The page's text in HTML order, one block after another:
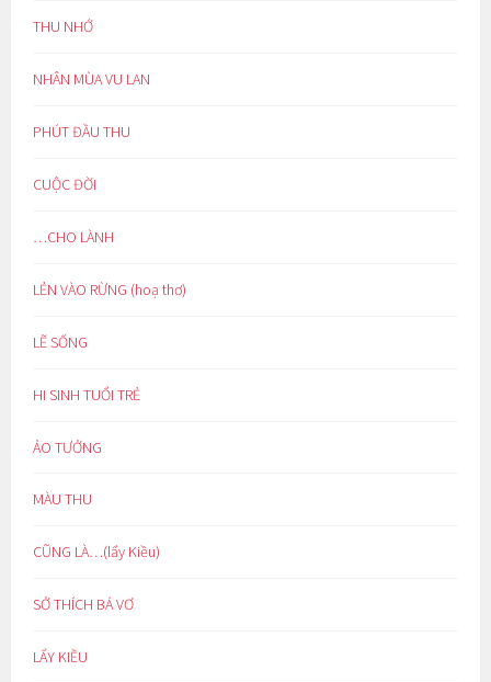
THU NHỚ
NHÂN MÙA VU LAN
PHÚT ĐẦU THU
CUỘC ĐỜI
…CHO LÀNH
LẺN VÀO RỪNG (hoạ thơ)
LẼ SỐNG
HI SINH TUỔI TRẺ
ẢO TƯỞNG
MÀU THU
CŨNG LÀ…(lẩy Kiều)
SỞ THÍCH BÁ VƠ
LẨY KIỀU